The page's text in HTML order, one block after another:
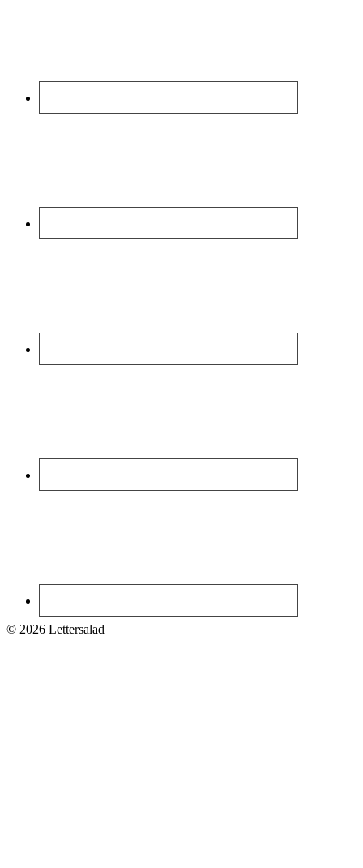
© 2026 Lettersalad